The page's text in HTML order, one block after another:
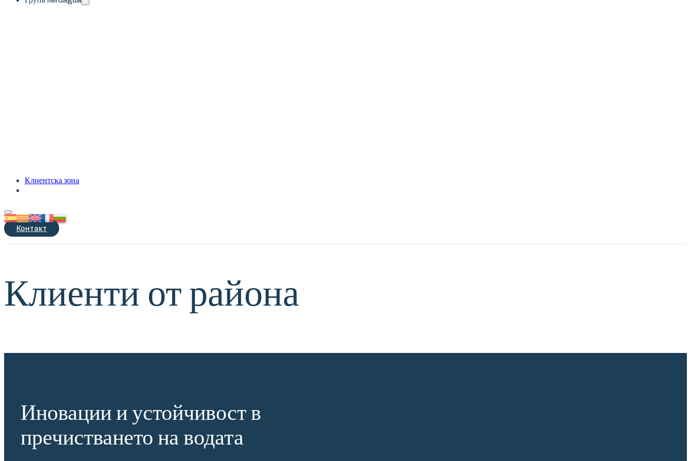
Клиентска зона
Контакт
Клиенти от района
Иновации и устойчивост в
пречистването на водата